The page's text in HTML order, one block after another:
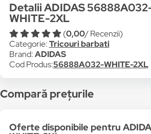
Detalii ADIDAS
WHITE-2XL
(0,00/ Recenzii)
Categorie:Tricouri barbati
Brand:ADIDAS
Cod Produs:56888A032-WHITE-2XL
Compară prețurile
Oferte disponibile pentru